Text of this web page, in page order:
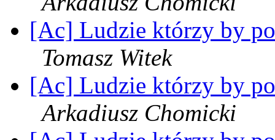
[Ac] Ludzie którzy by
Tomasz Witek
[Ac] Ludzie którzy by
Arkadiusz Chomicki